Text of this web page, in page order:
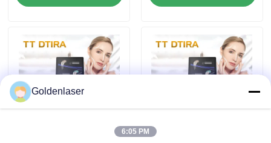
Liên hệ chúng tôi
Tin tức
Goldenlaser
6:05 PM